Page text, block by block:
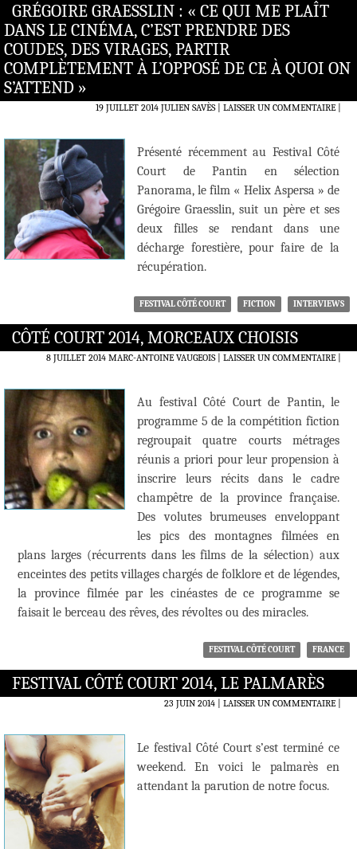
GRÉGOIRE GRAESSLIN : « CE QUI ME PLAÎT
DANS LE CINÉMA, C’EST PRENDRE DES
COUDES, DES VIRAGES, PARTIR
COMPLÈTEMENT À L’OPPOSÉ DE CE À QUOI ON
S’ATTEND »
19 JUILLET 2014 JULIEN SAVÈS LAISSER UN COMMENTAIRE|
Présenté récemment au Festival Côté
Court de Pantin en sélection
Panorama, le film « Helix Aspersa » de
Grégoire Graesslin, suit un père et ses
deux filles se rendant dans une
décharge forestière, pour faire de la
récupération.
FESTIVAL CÔTÉ COURT FICTION INTERVIEWS
CÔTÉ COURT 2014, MORCEAUX CHOISIS
8 JUILLET 2014 MARC-ANTOINE VAUGEOIS LAISSER UN COMMENTAIRE|
Au festival Côté Court de Pantin, le
programme 5 de la compétition fiction
regroupait quatre courts métrages
réunis a priori pour leur propension à
inscrire leurs récits dans le cadre
champêtre de la province française.
Des volutes brumeuses enveloppant
les pics des montagnes filmées en
plans larges (récurrents dans les films de la sélection) aux
enceintes des petits villages chargés de folklore et de légendes,
la province filmée par les cinéastes de ce programme se
faisait le berceau des rêves, des révoltes ou des miracles.
FESTIVAL CÔTÉ COURT FRANCE
FESTIVAL CÔTÉ COURT 2014, LE PALMARÈS
23 JUIN 2014 LAISSER UN COMMENTAIRE|
Le festival Côté Court s’est terminé ce
weekend. En voici le palmarès en
attendant la parution de notre focus.